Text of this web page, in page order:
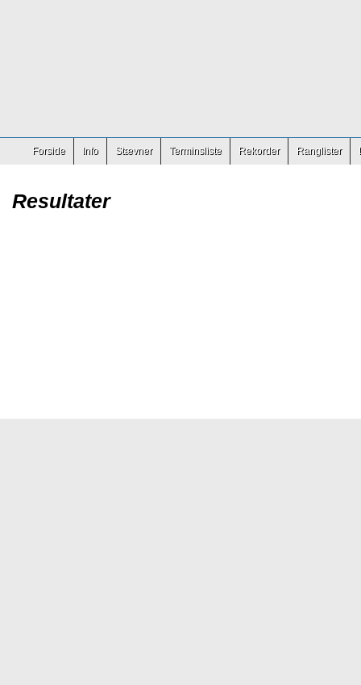
Forside Info Stævner Terminsliste Rekorder Ranglister
Resultater